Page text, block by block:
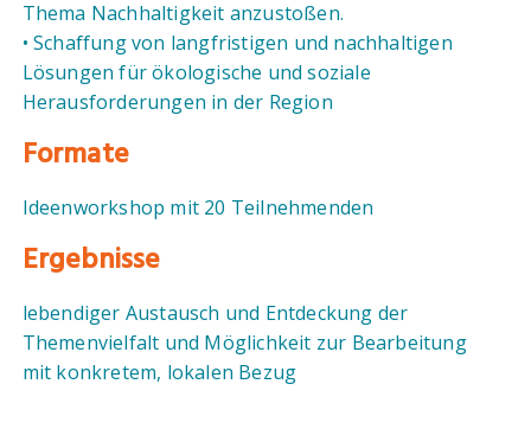
Thema Nachhaltigkeit anzustoßen.
• Schaffung von langfristigen und nachhaltigen
Lösungen für ökologische und soziale
Herausforderungen in der Region
Formate
Ideenworkshop mit 20 Teilnehmenden
Ergebnisse
lebendiger Austausch und Entdeckung der
Themenvielfalt und Möglichkeit zur Bearbeitung
mit konkretem, lokalen Bezug